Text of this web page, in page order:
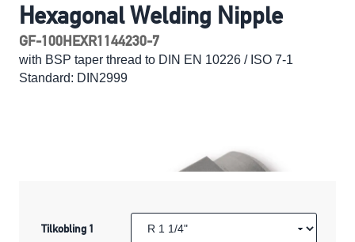
Hexagonal Welding Nipple
GF-100HEXR1144230-7
with BSP taper thread to DIN EN 10226 / ISO 7-1
Standard: DIN2999
Tilkobling 1